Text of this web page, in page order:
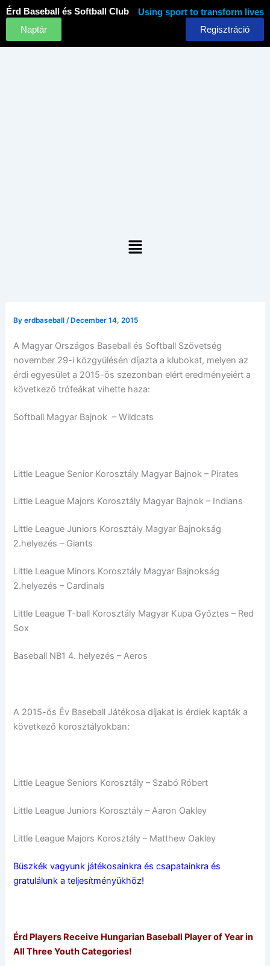
Skip
to
content
Érd Baseball és Softball Club
Using sport to transform lives
Naptár
Regisztráció
Menu
Byerdbaseball /December 14, 2015
A Magyar Országos Baseball és Softball Szövetség
november 29-i közgyűlésén díjazta a klubokat, melyen az
érdi egyesület a 2015-ös szezonban elért eredményeiért a
következő trófeákat vihette haza:
Softball Magyar Bajnok – Wildcats
Little League Senior Korosztály Magyar Bajnok – Pirates
Little League Majors Korosztály Magyar Bajnok – Indians
Little League Juniors Korosztály Magyar Bajnokság
2.helyezés – Giants
Little League Minors Korosztály Magyar Bajnokság
2.helyezés – Cardinals
Little League T-ball Korosztály Magyar Kupa Győztes – Red
Sox
Baseball NB1 4. helyezés – Aeros
A 2015-ös Év Baseball Játékosa díjakat is érdiek kapták a
következő korosztályokban:
Little League Seniors Korosztály – Szabó Róbert
Little League Juniors Korosztály – Aaron Oakley
Little League Majors Korosztály – Matthew Oakley
Büszkék vagyunk játékosainkra és csapatainkra és
gratulálunk a teljesítményükhöz!
Érd Players Receive Hungarian Baseball Player of Year in
All Three Youth Categories!